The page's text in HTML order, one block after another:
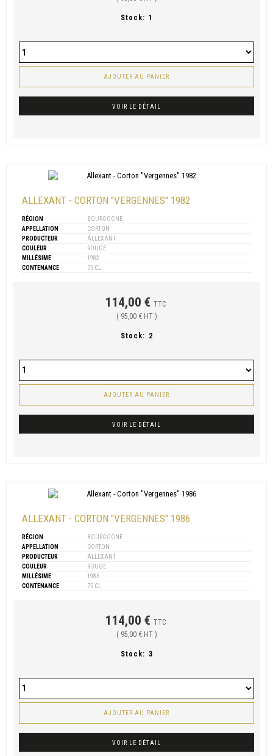
Stock: 1
AJOUTER AU PANIER
VOIR LE DÉTAIL
ALLEXANT - CORTON "VERGENNES" 1982
RÉGION
BOURGOGNE
APPELLATION
CORTON
PRODUCTEUR
ALLEXANT
COULEUR
ROUGE
MILLÉSIME
1982
CONTENANCE
75 CL
114,00 € TTC
( 95,00 € HT )
Stock: 2
AJOUTER AU PANIER
VOIR LE DÉTAIL
ALLEXANT - CORTON "VERGENNES" 1986
RÉGION
BOURGOGNE
APPELLATION
CORTON
PRODUCTEUR
ALLEXANT
COULEUR
ROUGE
MILLÉSIME
1986
CONTENANCE
75 CL
114,00 € TTC
( 95,00 € HT )
Stock: 3
AJOUTER AU PANIER
VOIR LE DÉTAIL